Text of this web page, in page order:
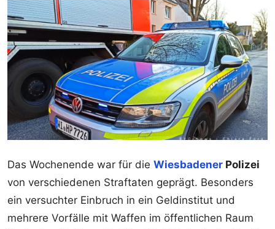
Das Wochenende war für die Wiesbadener Polizei
von verschiedenen Straftaten geprägt. Besonders
ein versuchter Einbruch in ein Geldinstitut und
mehrere Vorfälle mit Waffen im öffentlichen Raum